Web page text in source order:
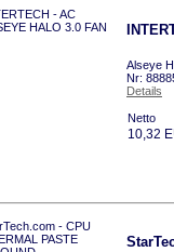
Alseye
Nr:
Details
Netto
10,32